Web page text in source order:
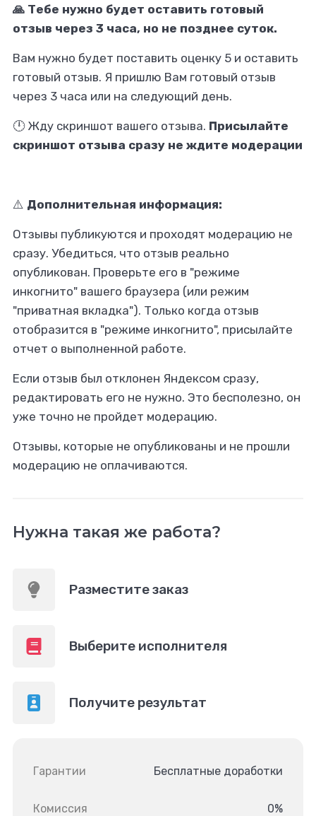
🙏 Тебе нужно будет оставить готовый
отзыв через 3 часа, но не позднее суток.
Вам нужно будет поставить оценку 5 и оставить
готовый отзыв. Я пришлю Вам готовый отзыв
через 3 часа или на следующий день.
🕛 Жду скриншот вашего отзыва. Присылайте
скриншот отзыва сразу не ждите модерации
⚠️ Дополнительная информация:
Отзывы публикуются и проходят модерацию не
сразу. Убедиться, что отзыв реально
опубликован. Проверьте его в "режиме
инкогнито" вашего браузера (или режим
"приватная вкладка"). Только когда отзыв
отобразится в "режиме инкогнито", присылайте
отчет о выполненной работе.
Если отзыв был отклонен Яндексом сразу,
редактировать его не нужно. Это бесполезно, он
уже точно не пройдет модерацию.
Отзывы, которые не опубликованы и не прошли
модерацию не оплачиваются.
Нужна такая же работа?
Разместите заказ
Выберите исполнителя
Получите результат
Гарантии Бесплатные доработки
Комиссия 0%